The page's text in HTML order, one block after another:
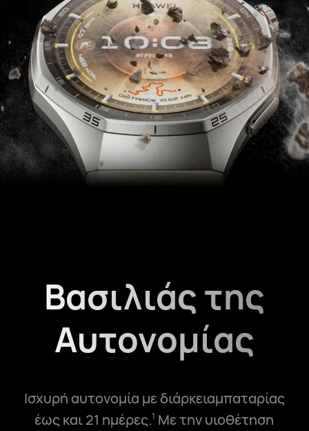
Βασιλιάς της
Αυτονομίας
Ισχυρή αυτονομία με διάρκειαμπαταρίας
έως και 21 ημέρες.1 Με την υιοθέτηση